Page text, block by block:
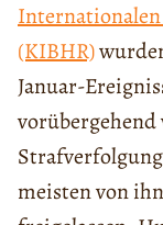
(KIBHR)
Januar-
vorübergehend
meisten von